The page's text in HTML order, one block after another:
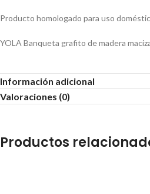
Producto homologado para uso
YOLA Banqueta grafito de madera
Información adicional
Valoraciones (0)
Productos